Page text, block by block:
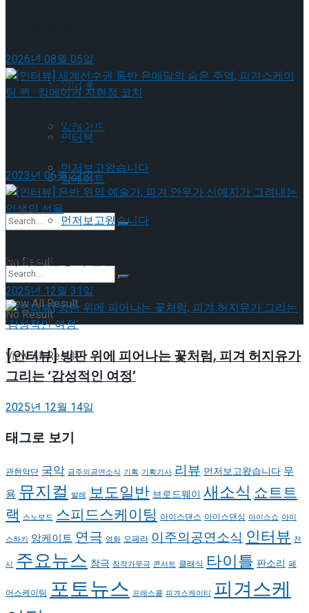
인터뷰
앙케이트
먼저보고왔습니다
No Result
View All Result
Trending Tags
인터뷰
앙케이트
먼저보고왔습니다
No Result
View All Result
2026년 08월 05일
[인터뷰] 세계선수권 동반 은메달의 숨은 주역, 피겨
스케이팅 퀸 · 킹메이커 지현정 코치
2023년 06월 22일
려내는 인생의 선율
2025년 12월 31일
[인터뷰] 빙판 위에 피어나는 꽃처럼, 피겨 허지유가
그리는 ‘감성적인 여정’
2025년 12월 14일
태그로 보기
관현악단 국악 금주의공연소식 기획 기획기사 리뷰 먼저보고왔습니다 무
용 뮤지컬 발레 보도일반 브로드웨이 새소식쇼트트
랙 스노보드 스피드스케이팅 아이스댄스 아이스댄싱 아이스쇼 아이
스하키 앙케이트 연극 영화 오페라 이주의공연소식 인터뷰 전
시 주요뉴스 창극 창작가무극 콘서트 클래식 타이틀 판소리 페
어스케이팅 포토뉴스 프레스콜 피겨스케이티 피겨스케